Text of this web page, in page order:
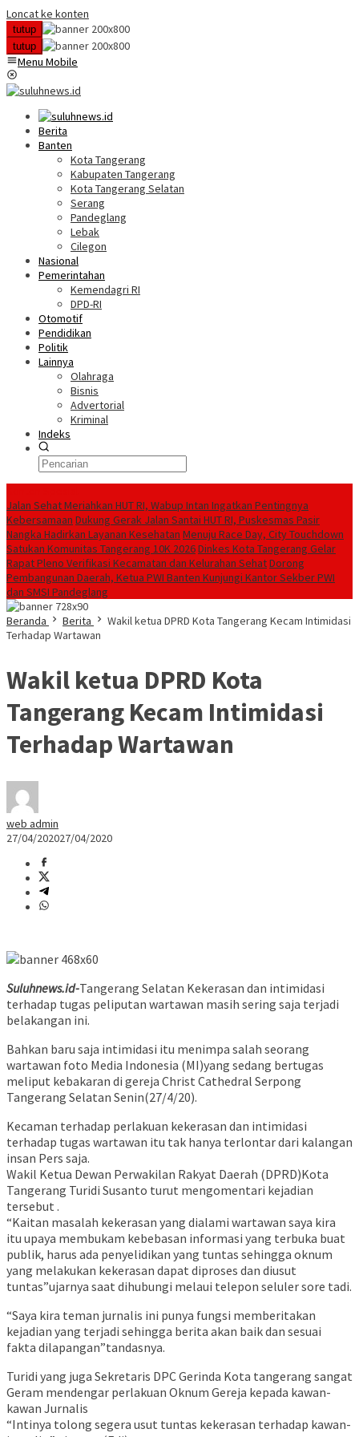
Loncat ke konten
tutup
tutup
Menu Mobile
Berita
Banten
Kota Tangerang
Kabupaten Tangerang
Kota Tangerang Selatan
Serang
Pandeglang
Lebak
Cilegon
Nasional
Pemerintahan
Kemendagri RI
DPD-RI
Otomotif
Pendidikan
Politik
Lainnya
Olahraga
Bisnis
Advertorial
Kriminal
Indeks
Jalan Sehat Meriahkan HUT RI, Wabup Intan Ingatkan Pentingnya
Kebersamaan Dukung Gerak Jalan Santai HUT RI, Puskesmas Pasir
Nangka Hadirkan Layanan Kesehatan Menuju Race Day, City Touchdown
Satukan Komunitas Tangerang 10K 2026Dinkes Kota Tangerang Gelar
Rapat Pleno Verifikasi Kecamatan dan Kelurahan SehatDorong
Pembangunan Daerah, Ketua PWI Banten Kunjungi Kantor Sekber PWI
dan SMSI Pandeglang
Beranda
Berita
Wakil ketua DPRD Kota Tangerang Kecam Intimidasi
Terhadap Wartawan
Wakil ketua DPRD Kota
Tangerang Kecam Intimidasi
Terhadap Wartawan
web admin
27/04/202027/04/2020
Suluhnews.id-Tangerang Selatan Kekerasan dan intimidasi
terhadap tugas peliputan wartawan masih sering saja terjadi
belakangan ini.
Bahkan baru saja intimidasi itu menimpa salah seorang
wartawan foto Media Indonesia (MI)yang sedang bertugas
meliput kebakaran di gereja Christ Cathedral Serpong
Tangerang Selatan Senin(27/4/20).
Kecaman terhadap perlakuan kekerasan dan intimidasi
terhadap tugas wartawan itu tak hanya terlontar dari kalangan
insan Pers saja.
Wakil Ketua Dewan Perwakilan Rakyat Daerah (DPRD)Kota
Tangerang Turidi Susanto turut mengomentari kejadian
tersebut .
“Kaitan masalah kekerasan yang dialami wartawan saya kira
itu upaya membukam kebebasan informasi yang terbuka buat
publik, harus ada penyelidikan yang tuntas sehingga oknum
yang melakukan kekerasan dapat diproses dan diusut
tuntas”ujarnya saat dihubungi melaui telepon seluler sore tadi.
“Saya kira teman jurnalis ini punya fungsi memberitakan
kejadian yang terjadi sehingga berita akan baik dan sesuai
fakta dilapangan”tandasnya.
Turidi yang juga Sekretaris DPC Gerinda Kota tangerang sangat
Geram mendengar perlakuan Oknum Gereja kepada kawan-
kawan Jurnalis
“Intinya tolong segera usut tuntas kekerasan terhadap kawan-